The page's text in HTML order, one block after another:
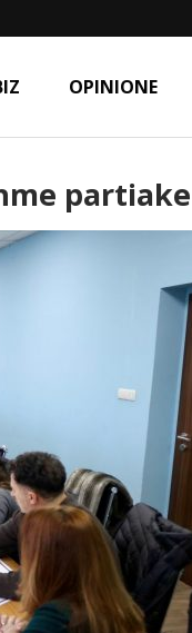
OPINIONE
partiake